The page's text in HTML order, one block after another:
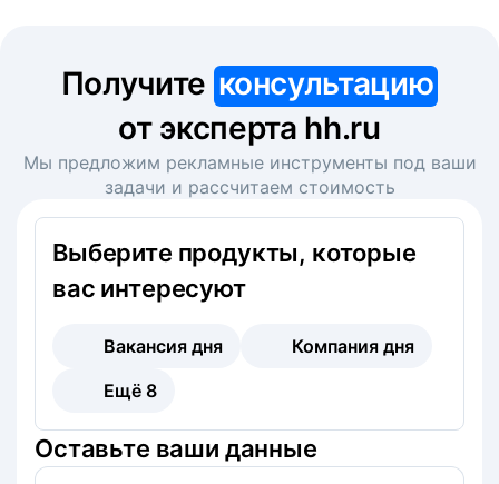
Получите консультацию
от эксперта hh.ru
Мы предложим рекламные инструменты под ваши
задачи и рассчитаем стоимость
Выберите продукты, которые
вас интересуют
Вакансия дня
Компания дня
Ещё 8
Оставьте ваши данные